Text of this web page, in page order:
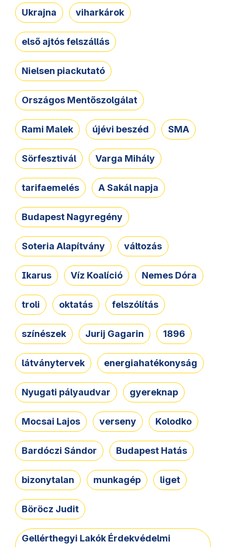
Ukrajna viharkárok
első ajtós felszállás
Nielsen piackutató
Országos Mentőszolgálat
Rami Malek újévi beszéd SMA
Sörfesztivál Varga Mihály
tarifaemelés A Sakál napja
Budapest Nagyregény
Soteria Alapítvány változás
Ikarus Víz Koalíció Nemes Dóra
troli oktatás felszólítás
színészek Jurij Gagarin 1896
látványtervek energiahatékonyság
Nyugati pályaudvar gyereknap
Mocsai Lajos verseny Kolodko
Bardóczi Sándor Budapest Hatás
bizonytalan munkagép liget
Böröcz Judit
Gellérthegyi Lakók Érdekvédelmi